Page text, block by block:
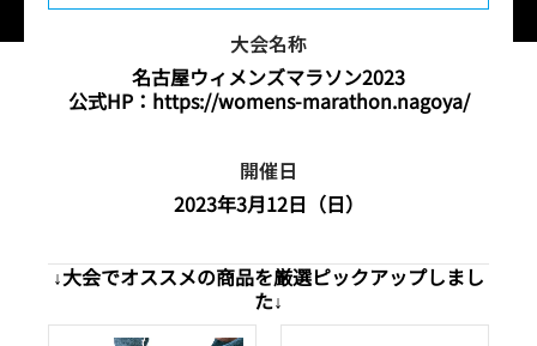
大会名称
名古屋ウィメンズマラソン2023
公式HP： https://womens-marathon.nagoya/
開催日
2023年3月12日（日）
↓大会でオススメの商品を厳選ピックアップしまし
た↓